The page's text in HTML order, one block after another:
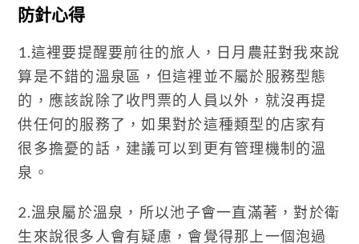
防針心得
1.這裡要提醒要前往的旅人，日月農莊對我來說
算是不錯的溫泉區，但這裡並不屬於服務型態
的，應該說除了收門票的人員以外，就沒再提
供任何的服務了，如果對於這種類型的店家有
很多擔憂的話，建議可以到更有管理機制的溫
泉。
2.溫泉屬於溫泉，所以池子會一直滿著，對於衛
生來說很多人會有疑慮，會覺得那上一個泡過